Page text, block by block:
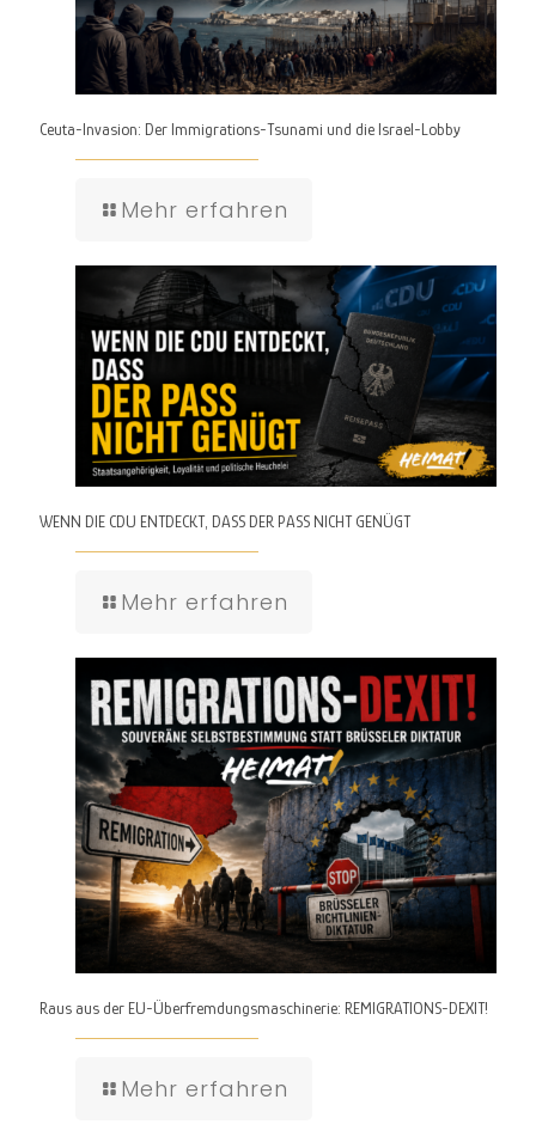
Ceuta-Invasion: Der Immigrations-Tsunami und die Israel-Lobby
Mehr erfahren
WENN DIE CDU ENTDECKT, DASS DER PASS NICHT GENÜGT
Mehr erfahren
Raus aus der EU-Überfremdungsmaschinerie: REMIGRATIONS-DEXIT!
Mehr erfahren